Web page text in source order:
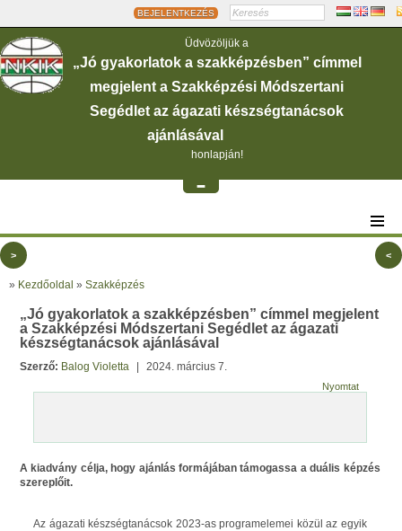
BEJELENTKEZÉS
Üdvözöljük a
„Jó gyakorlatok a szakképzésben” címmel
megjelent a Szakképzési Módszertani
Segédlet az ágazati készségtanácsok
ajánlásával
honlapján!
-
> <
» Kezdőoldal » Szakképzés
„Jó gyakorlatok a szakképzésben” címmel megjelent
a Szakképzési Módszertani Segédlet az ágazati
készségtanácsok ajánlásával
Szerző: Balog Violetta 2024. március 7.
Nyomtat
A kiadvány célja, hogy ajánlás formájában támogassa a duális képzés
szereplőit.
Az ágazati készségtanácsok 2023-as programelemei közül az egyik